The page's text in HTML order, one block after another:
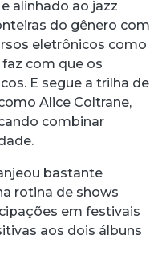
alinhado ao jazz
do gênero com
eletrônicos como
com que os
E segue a trilha de
Alice Coltrane,
combinar
bastante
rotina de shows
em festivais
aos dois álbuns